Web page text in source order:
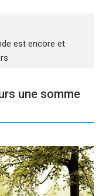
est encore et
une somme